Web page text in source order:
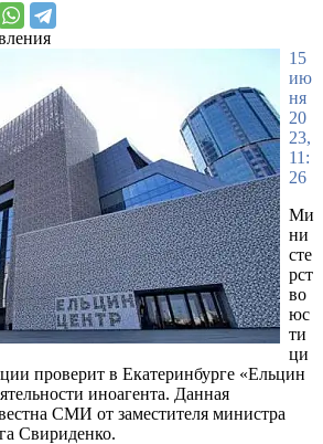
15
ию
ня
20
23,
11:
26
Ми
ни
сте
рст
во
юс
ти
ци
проверит в Екатеринбурге «Ельцин
иноагента. Данная
СМИ от заместителя министра
Свириденко.